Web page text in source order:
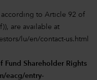
according to Article 92 of
are available at
lu/en/contact-us.html
Fund Shareholder Rights
eacg/entry-